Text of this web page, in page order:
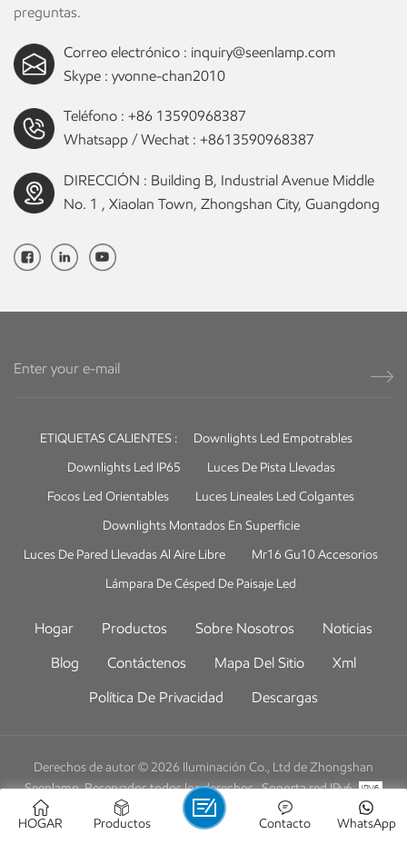
preguntas.
Correo electrónico : inquiry@seenlamp.com
Skype : yvonne-chan2010
Teléfono : +86 13590968387
Whatsapp / Wechat : +8613590968387
DIRECCIÓN : Building B, Industrial Avenue Middle
No. 1 , Xiaolan Town, Zhongshan City, Guangdong
ETIQUETAS CALIENTES :
Downlights Led Empotrables
Downlights Led IP65
Luces De Pista Llevadas
Focos Led Orientables
Luces Lineales Led Colgantes
Downlights Montados En Superficie
Luces De Pared Llevadas Al Aire Libre
Mr16 Gu10 Accesorios
Lámpara De Césped De Paisaje Led
Hogar Productos Sobre Nosotros
Noticias
Blog
Contáctenos Mapa Del Sitio
Xml
Política De Privacidad
Descargas
Derechos de autor © 2026 Iluminación Co., Ltd de Zhongshan
Seenlamp .Reservados todos los derechos .Soporta red IPv6
Friendly Links :
HOGAR
Productos WhatsApp
Contacto